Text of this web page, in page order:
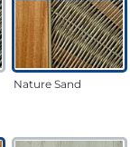
Nature Sand